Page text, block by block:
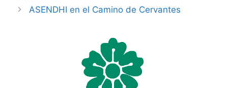
ASENDHI en el Camino de Cervantes